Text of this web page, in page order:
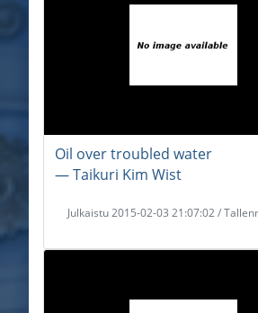
Oil over troubled water
― Taikuri Kim Wist
Julkaistu 2015-02-03 21:07:02 /